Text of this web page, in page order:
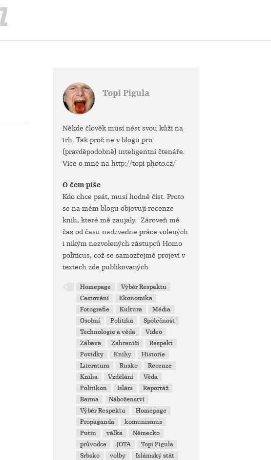
Topi Pigula
Někde člověk musí nést svou kůži na
trh. Tak proč ne v blogu pro
(pravděpodobně) inteligentní čtenáře.
Více o mně na http://topi-photo.cz/
O čem píše
Kdo chce psát, musí hodně číst. Proto
se na mém blogu objevují recenze
knih, které mě zaujaly. Zároveň mě
čas od času nadzvedne práce volených
i nikým nezvolených zástupců Homo
politicus, což se samozřejmě projeví v
textech zde publikovaných.
Homepage
Výběr Respektu
Cestování
Ekonomika
Fotografie
Kultura
Média
Osobní
Politika
Společnost
Technologie a věda
Video
Zábava
Zahraničí
Respekt
Povídky
Knihy
Historie
Literatura
Rusko
Recenze
Kniha
Vzdělání
Věda
Politikon
Islám
Reportáž
Barma
Náboženství
Výběr Respektu
Homepage
Propaganda
komunismus
Putin
válka
Německo
průvodce
JOTA
Topi Pigula
Srbsko
volby
Islámský stát